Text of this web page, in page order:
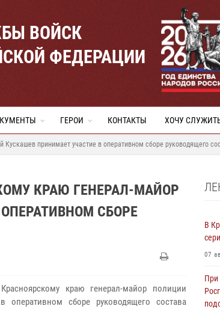
ВОЙСК
ФЕДЕРАЦИИ
ГЕРОИ КОНТАКТЫ ХОЧУ
принимает участие в оперативном сборе руководящего
КРАЮ ГЕНЕРАЛ-МАЙОР
СБОРЕ
краю генерал-майор полиции
оперативном сборе руководящего состава
В
07
При